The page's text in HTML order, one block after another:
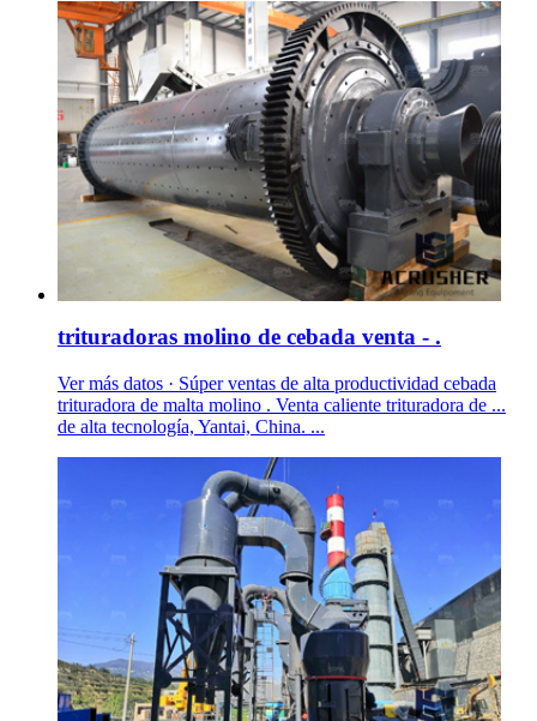
trituradoras molino de cebada venta - .
Ver más datos · Súper ventas de alta productividad cebada
trituradora de malta molino . Venta caliente trituradora de ...
de alta tecnología, Yantai, China. ...